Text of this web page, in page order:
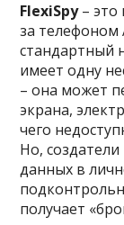
FlexiSpy– это
за
стандартный
имеет одну
– она может
экрана,
чего
Но,
данных в
получает